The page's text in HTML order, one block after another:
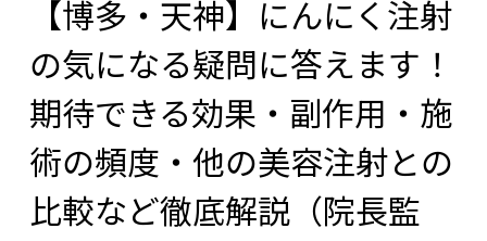
【博多・天神】にんにく注射
の気になる疑問に答えます！
期待できる効果・副作用・施
術の頻度・他の美容注射との
比較など徹底解説（院長監